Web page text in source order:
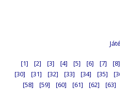
[1] [2] [3] [4] [5] [6] [7] [8]
[30]
[31] [32] [33] [34] [35]
[58]
[59] [60] [61] [62] [63]